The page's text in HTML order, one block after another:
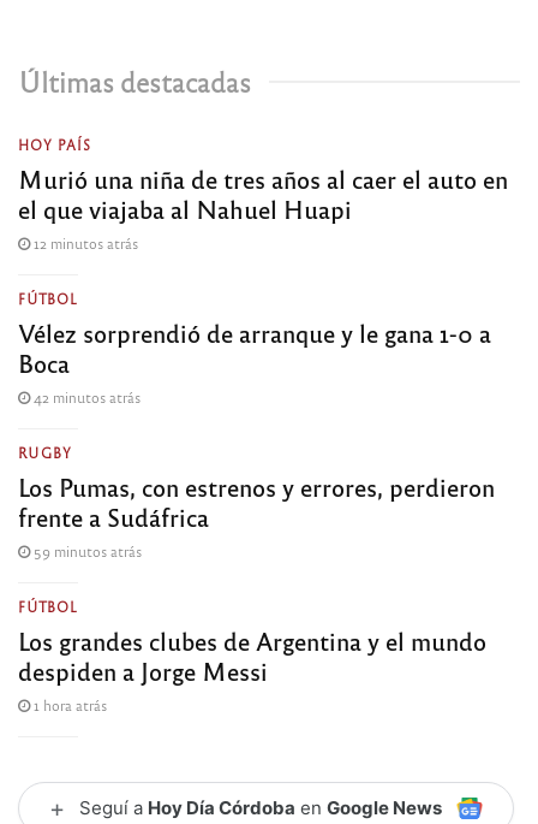
Últimas destacadas
HOY PAÍS
Murió una niña de tres años al caer el auto en
el que viajaba al Nahuel Huapi
12 minutos atrás
FÚTBOL
Vélez sorprendió de arranque y le gana 1-0 a
Boca
42 minutos atrás
RUGBY
Los Pumas, con estrenos y errores, perdieron
frente a Sudáfrica
59 minutos atrás
FÚTBOL
Los grandes clubes de Argentina y el mundo
despiden a Jorge Messi
1 hora atrás
+ Seguí a Hoy Día Córdoba en Google News